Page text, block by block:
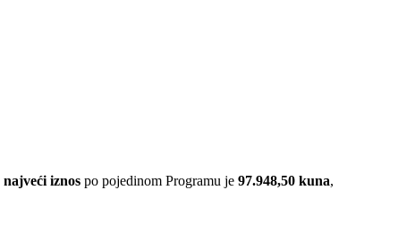
najveći iznos po pojedinom Programu je 97.948,50 kuna,